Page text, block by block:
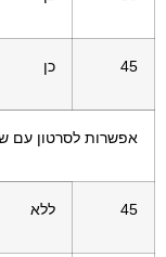
45 כן
אפשרות לסרטון עם
45 ללא